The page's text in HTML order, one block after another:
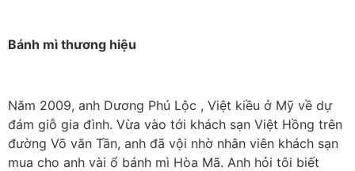
Bánh mì thương hiệu
Năm 2009, anh Dương Phú Lộc , Việt kiều ở Mỹ về dự
đám giỗ gia đình. Vừa vào tới khách sạn Việt Hồng trên
đường Võ văn Tần, anh đã vội nhờ nhân viên khách sạn
mua cho anh vài ổ bánh mì Hòa Mã. Anh hỏi tôi biết